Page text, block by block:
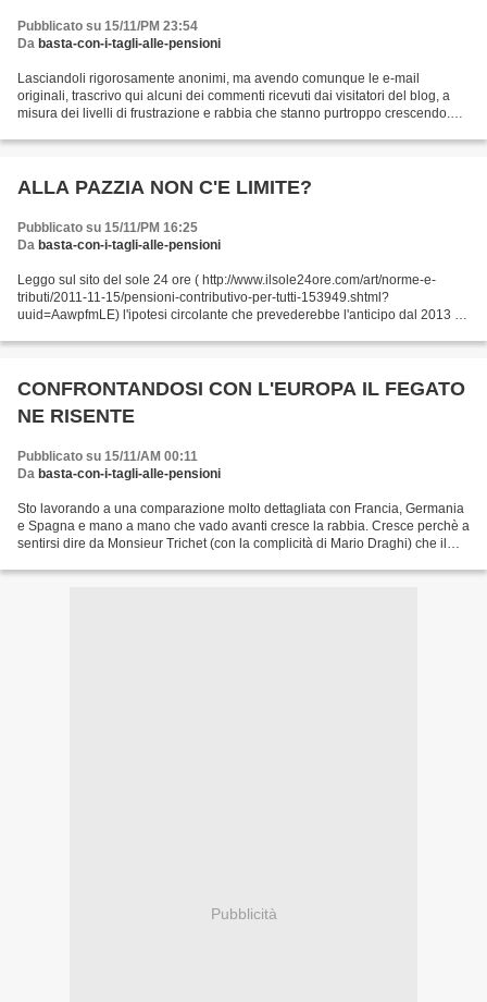
Pubblicato su 15/11/PM 23:54
Da basta-con-i-tagli-alle-pensioni
Lasciandoli rigorosamente anonimi, ma avendo comunque le e-mail
originali, trascrivo qui alcuni dei commenti ricevuti dai visitatori del blog, a
misura dei livelli di frustrazione e rabbia che stanno purtroppo crescendo.
ALLA PAZZIA NON C'E LIMITE?
Pubblicato su 15/11/PM 16:25
Da basta-con-i-tagli-alle-pensioni
Leggo sul sito del sole 24 ore ( http://www.ilsole24ore.com/art/norme-e-
tributi/2011-11-15/pensioni-contributivo-per-tutti-153949.shtml?
uuid=AawpfmLE) l'ipotesi circolante che prevederebbe l'anticipo dal 2013 al
CONFRONTANDOSI CON L'EUROPA IL FEGATO
NE RISENTE
Pubblicato su 15/11/AM 00:11
Da basta-con-i-tagli-alle-pensioni
Sto lavorando a una comparazione molto dettagliata con Francia, Germania
e Spagna e mano a mano che vado avanti cresce la rabbia. Cresce perchè a
sentirsi dire da Monsieur Trichet (con la complicità di Mario Draghi) che il
Pubblicità